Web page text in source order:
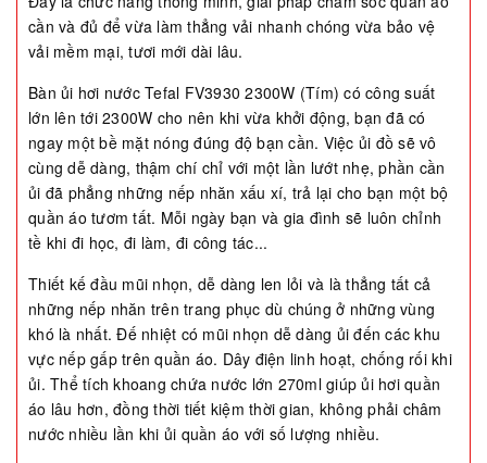
cần và đủ để vừa làm thẳng vải nhanh chóng vừa bảo vệ
vải mềm mại, tươi mới dài lâu.
Bàn ủi hơi nước Tefal FV3930 2300W (Tím) có công suất
lớn lên tới 2300W cho nên khi vừa khởi động, bạn đã có
ngay một bề mặt nóng đúng độ bạn cần. Việc ủi đồ sẽ vô
cùng dễ dàng, thậm chí chỉ với một lần lướt nhẹ, phần cần
ủi đã phẳng những nếp nhăn xấu xí, trả lại cho bạn một bộ
quần áo tươm tất. Mỗi ngày bạn và gia đình sẽ luôn chỉnh
tề khi đi học, đi làm, đi công tác...
Thiết kế đầu mũi nhọn, dễ dàng len lỏi và là thẳng tất cả
những nếp nhăn trên trang phục dù chúng ở những vùng
khó là nhất. Đế nhiệt có mũi nhọn dễ dàng ủi đến các khu
vực nếp gấp trên quần áo. Dây điện linh hoạt, chống rối khi
ủi. Thể tích khoang chứa nước lớn 270ml giúp ủi hơi quần
áo lâu hơn, đồng thời tiết kiệm thời gian, không phải châm
nước nhiều lần khi ủi quần áo với số lượng nhiều.